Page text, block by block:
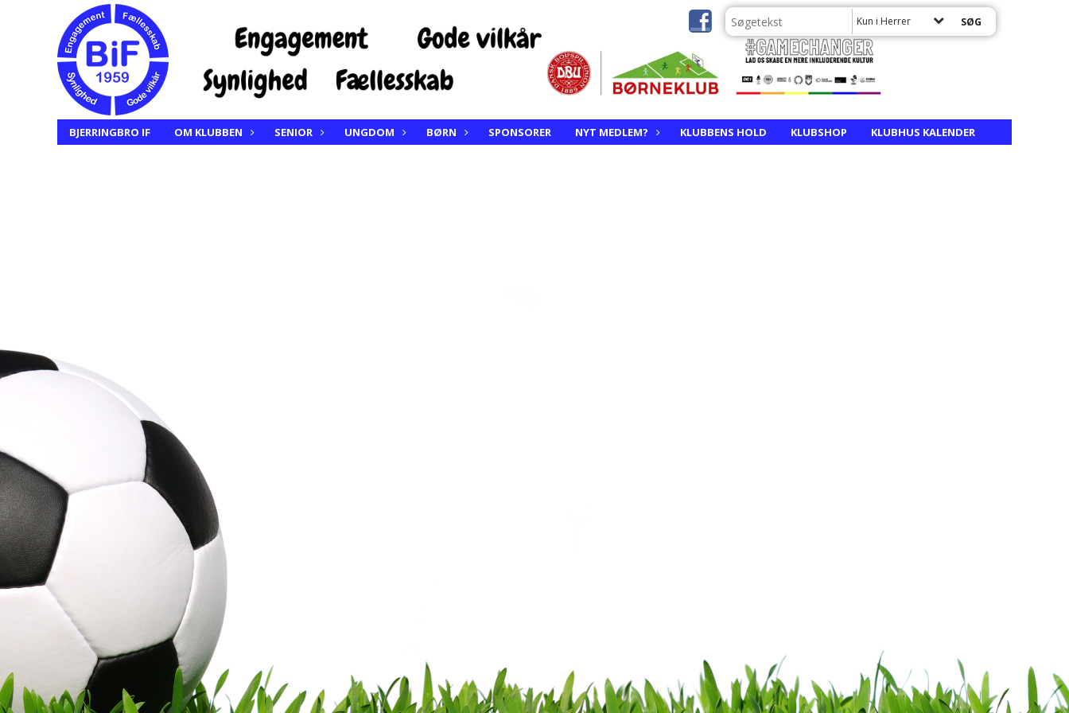
Kun i Herrer
BJERRINGBRO IF OM KLUBBEN SENIOR UNGDOM BØRN SPONSORER NYT MEDLEM? KLUBBENS HOLD KLUBSHOP KLUBHUS KALENDER